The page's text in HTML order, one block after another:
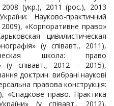
(укр.), 2011 (рос.), 2013
Науково-практичний
«Корпоративне право»
цивилистическая
(у співавт., 2011),
школа: право
(у співавт., 2012 – 2015),
доктрин: вибрані наукові
правова конструкція:
«Спадкове право. Практика
(у співавт., 2012),